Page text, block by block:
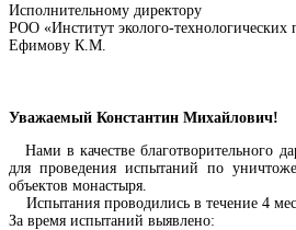
Исполнительному директору
РОО «Институт эколого-технологических
Ефимову К.М.
Уважаемый Константин Михайлович!
Нами в качестве благотворительного
для проведения испытаний по
объектов монастыря.
Испытания проводились в течение 4
За время испытаний выявлено: